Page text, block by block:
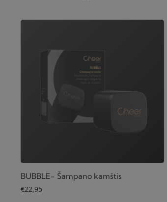
BUBBLE- Šampano kamštis
€22,95